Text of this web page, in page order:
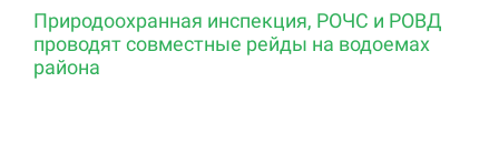
Природоохранная инспекция, РОЧС и РОВД
проводят совместные рейды на водоемах
района